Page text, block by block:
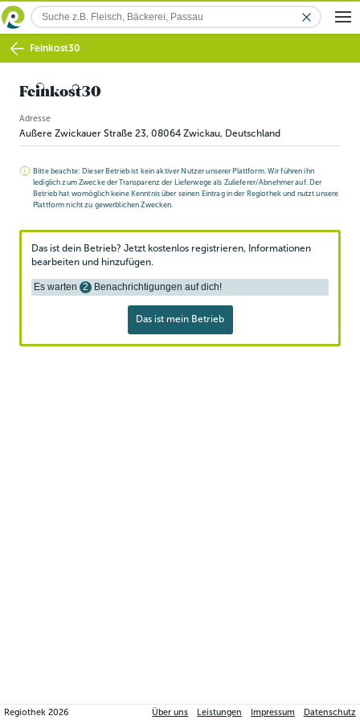
Feinkost30
Feinkost30
Adresse
Außere Zwickauer Straße 23, 08064 Zwickau, Deutschland
Bitte beachte: Dieser Betrieb ist kein aktiver Nutzer unserer Plattform. Wir führen ihn
lediglich zum Zwecke der Transparenz der Lieferwege als Zulieferer/Abnehmer auf. Der
Betrieb hat womöglich keine Kenntnis über seinen Eintrag in der Regiothek und nutzt unsere
Plattform nicht zu gewerblichen Zwecken.
Das ist dein Betrieb? Jetzt kostenlos registrieren, Informationen
bearbeiten und hinzufügen.
Es warten 2 Benachrichtigungen auf dich!
Das ist mein Betrieb
Regiothek2026 Über uns Leistungen Impressum Datenschutz